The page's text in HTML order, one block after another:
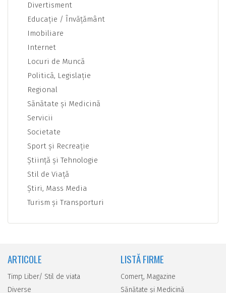
Divertisment
Educaţie / Învăţământ
Imobiliare
Internet
Locuri de Muncă
Politică, Legislaţie
Regional
Sănătate şi Medicină
Servicii
Societate
Sport şi Recreaţie
Ştiinţă şi Tehnologie
Stil de Viaţă
Ştiri, Mass Media
Turism şi Transporturi
ARTICOLE
Timp Liber/ Stil de viata
Diverse
LISTĂ FIRME
Comerţ, Magazine
Sănătate şi Medicină